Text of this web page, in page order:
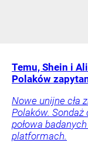
Temu, Shein i
Polaków
Nowe unijne cła
Polaków. Sondaż
połowa
platformach.